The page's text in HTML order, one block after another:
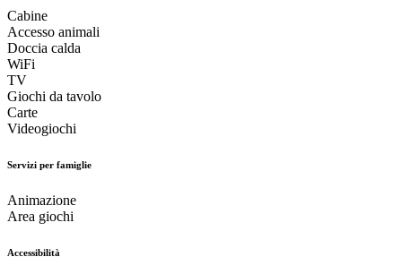
Cabine
Accesso animali
Doccia calda
WiFi
TV
Giochi da tavolo
Carte
Videogiochi
Servizi per famiglie
Animazione
Area giochi
Accessibilità